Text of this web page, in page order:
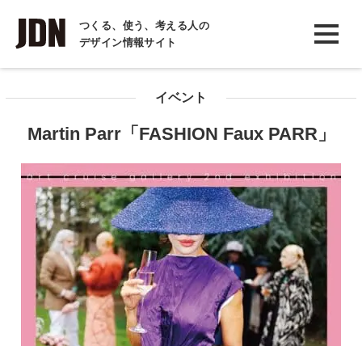
つくる、使う、考える人の
デザイン情報サイト
INTERVIEW
インタビュー
コラム
イベント
Martin Parr「FASHION Faux PARR」